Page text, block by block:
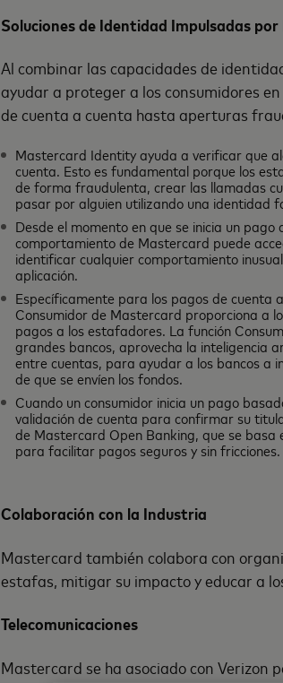
Soluciones de Identidad Impulsadas
Al combinar las capacidades de
ayudar a proteger a los consumidores
de cuenta a cuenta hasta aperturas
Mastercard Identity ayuda a verificar que
cuenta. Esto es fundamental porque los
de forma fraudulenta, crear las llamadas
pasar por alguien utilizando una identidad
Desde el momento en que se inicia un
comportamiento de Mastercard puede
identificar cualquier comportamiento
aplicación.
Específicamente para los pagos de cuenta
Consumidor de Mastercard proporciona a
pagos a los estafadores. La función
grandes bancos, aprovecha la inteligencia
entre cuentas, para ayudar a los bancos a
de que se envíen los fondos.
Cuando un consumidor inicia un pago
validación de cuenta para confirmar su
de Mastercard Open Banking, que se
para facilitar pagos seguros y sin fricciones.
Colaboración con la Industria
Mastercard también colabora con
estafas, mitigar su impacto y educar a
Telecomunicaciones
Mastercard se ha asociado con Verizon